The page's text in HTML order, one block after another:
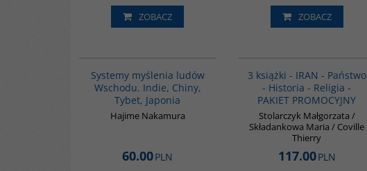
ZOBACZ ZOBACZ
Systemy myślenia ludów
Wschodu. Indie, Chiny,
Tybet, Japonia
Hajime Nakamura
60.00PLN
3 książki - IRAN - Państwo
- Historia - Religia -
PAKIET PROMOCYJNY
Stolarczyk Małgorzata /
Składankowa Maria / Coville
Thierry
117.00PLN